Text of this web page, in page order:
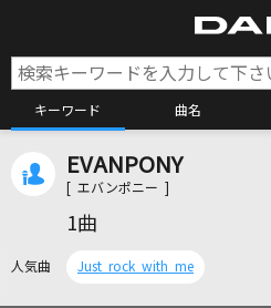
キーワード 曲名
EVANPONY
[ エバンポニー ]
1曲
人気曲 Just rock with me